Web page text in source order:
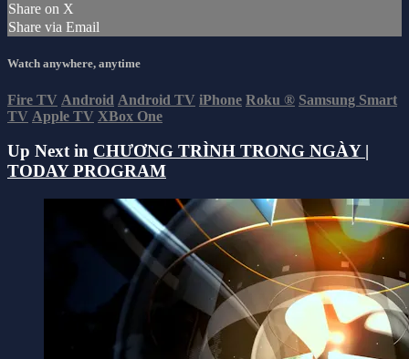
Share on X
Share via Email
Watch anywhere, anytime
Fire TV Android Android TV iPhone Roku ® Samsung Smart
TV Apple TV XBox One
Up Next in CHƯƠNG TRÌNH TRONG NGÀY |
TODAY PROGRAM